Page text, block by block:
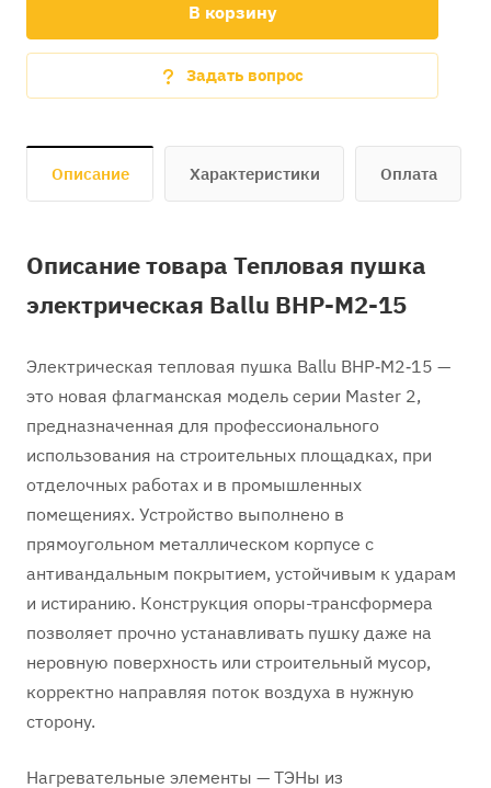
В корзину
Задать вопрос
Описание Характеристики Оплата
Описание товара Тепловая пушка
электрическая Ballu BHP-M2-15
Электрическая тепловая пушка Ballu BHP‑M2‑15 —
это новая флагманская модель серии Master 2,
предназначенная для профессионального
использования на строительных площадках, при
отделочных работах и в промышленных
помещениях. Устройство выполнено в
прямоугольном металлическом корпусе с
антивандальным покрытием, устойчивым к ударам
и истиранию. Конструкция опоры-трансформера
позволяет прочно устанавливать пушку даже на
неровную поверхность или строительный мусор,
корректно направляя поток воздуха в нужную
сторону.
Нагревательные элементы — ТЭНы из